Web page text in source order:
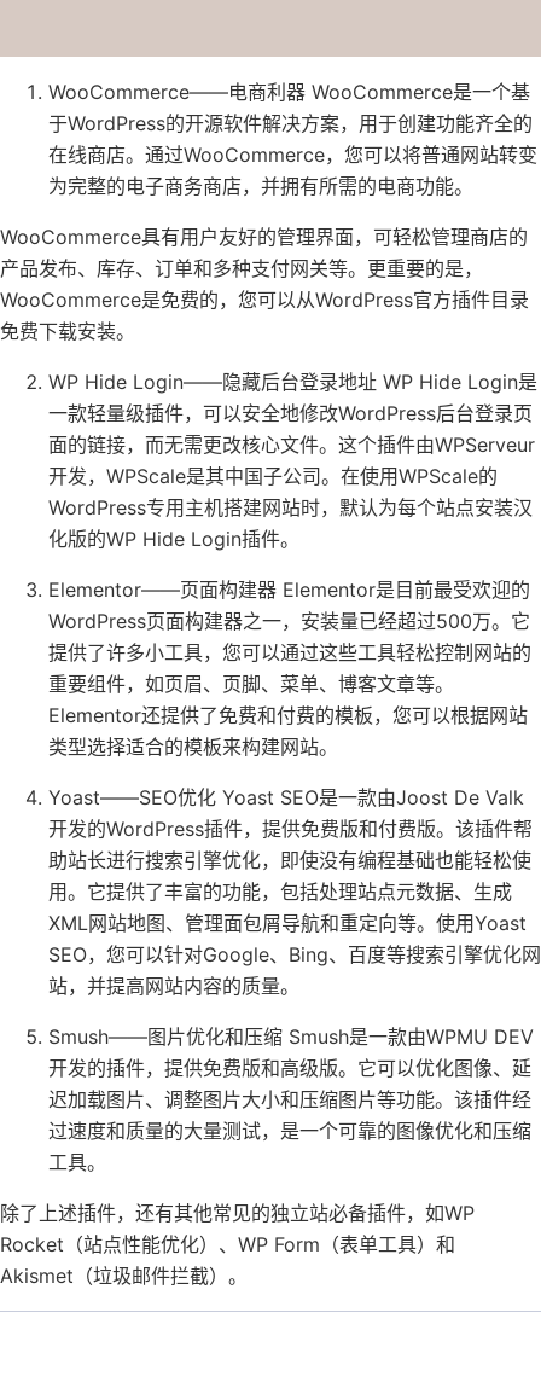
WooCommerce——电商利器 WooCommerce是一个基
于WordPress的开源软件解决方案，用于创建功能齐全的
在线商店。通过WooCommerce，您可以将普通网站转变
为完整的电子商务商店，并拥有所需的电商功能。
WooCommerce具有用户友好的管理界面，可轻松管理商店的
产品发布、库存、订单和多种支付网关等。更重要的是，
WooCommerce是免费的，您可以从WordPress官方插件目录
免费下载安装。
WP Hide Login——隐藏后台登录地址 WP Hide Login是
一款轻量级插件，可以安全地修改WordPress后台登录页
面的链接，而无需更改核心文件。这个插件由WPServeur
开发，WPScale是其中国子公司。在使用WPScale的
WordPress专用主机搭建网站时，默认为每个站点安装汉
化版的WP Hide Login插件。
Elementor——页面构建器 Elementor是目前最受欢迎的
WordPress页面构建器之一，安装量已经超过500万。它
提供了许多小工具，您可以通过这些工具轻松控制网站的
重要组件，如页眉、页脚、菜单、博客文章等。
Elementor还提供了免费和付费的模板，您可以根据网站
类型选择适合的模板来构建网站。
Yoast——SEO优化 Yoast SEO是一款由Joost De Valk
开发的WordPress插件，提供免费版和付费版。该插件帮
助站长进行搜索引擎优化，即使没有编程基础也能轻松使
用。它提供了丰富的功能，包括处理站点元数据、生成
XML网站地图、管理面包屑导航和重定向等。使用Yoast
SEO，您可以针对Google、Bing、百度等搜索引擎优化网
站，并提高网站内容的质量。
Smush——图片优化和压缩 Smush是一款由WPMU DEV
开发的插件，提供免费版和高级版。它可以优化图像、延
迟加载图片、调整图片大小和压缩图片等功能。该插件经
过速度和质量的大量测试，是一个可靠的图像优化和压缩
工具。
除了上述插件，还有其他常见的独立站必备插件，如WP
Rocket（站点性能优化）、WP Form（表单工具）和
Akismet（垃圾邮件拦截）。